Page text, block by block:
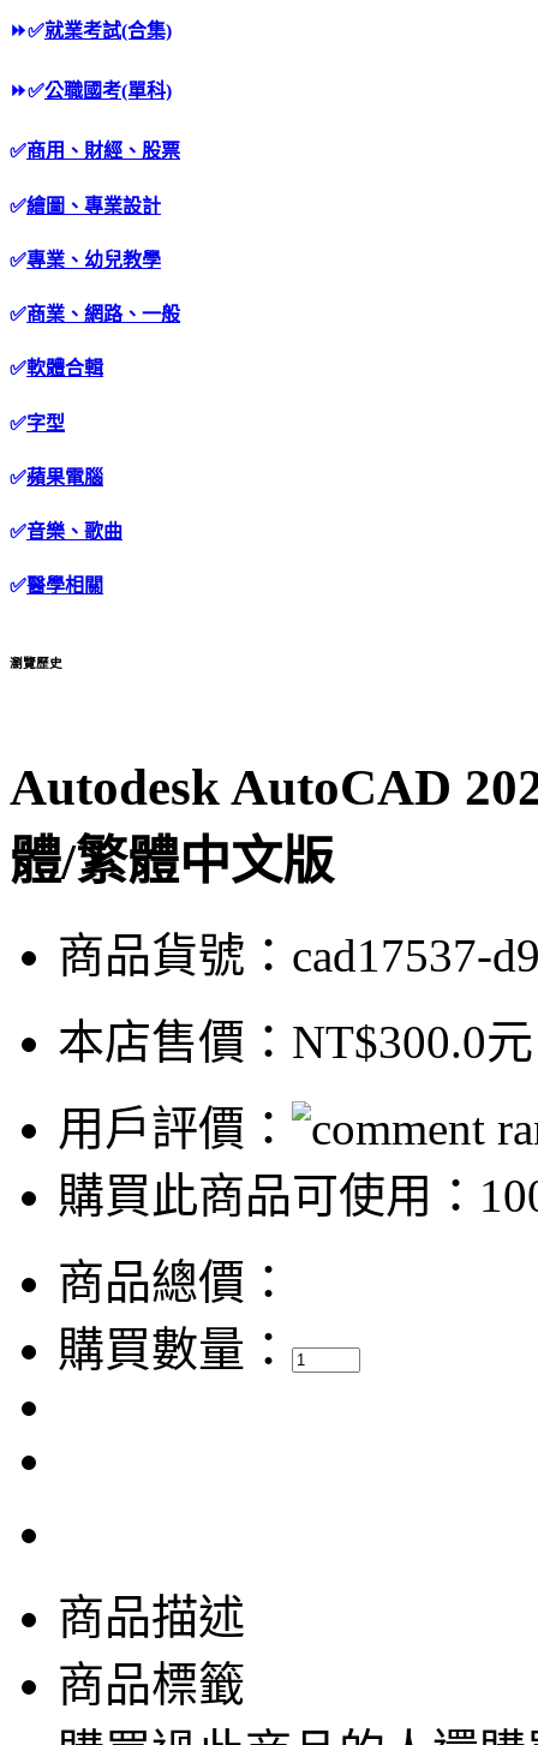
⏩✅就業考試(合集)
⏩✅公職國考(單科)
✅商用、財經、股票
✅繪圖、專業設計
✅專業、幼兒教學
✅商業、網路、一般
✅軟體合輯
✅字型
✅蘋果電腦
✅音樂、歌曲
✅醫學相關
瀏覽歷史
Autodesk AutoCAD
體/繁體中文版
商品貨號：cad17537-
本店售價： NT$300.0元
用戶評價：
購買此商品可使用：
商品總價：
購買數量：
商品描述
商品標籤